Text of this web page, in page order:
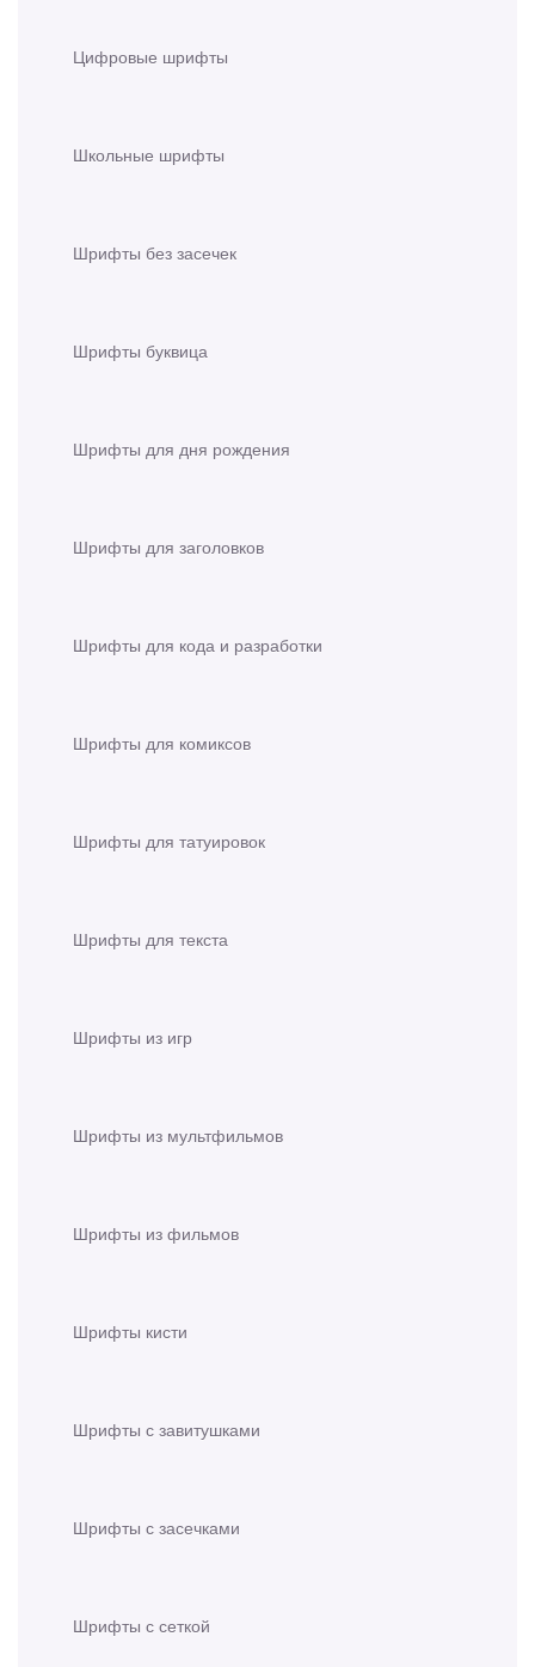
Цифровые шрифты
Школьные шрифты
Шрифты без засечек
Шрифты буквица
Шрифты для дня рождения
Шрифты для заголовков
Шрифты для кода и разработки
Шрифты для комиксов
Шрифты для татуировок
Шрифты для текста
Шрифты из игр
Шрифты из мультфильмов
Шрифты из фильмов
Шрифты кисти
Шрифты с завитушками
Шрифты с засечками
Шрифты с сеткой